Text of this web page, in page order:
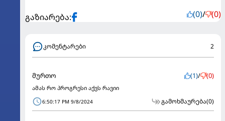
გაზიარება: (0)/ (0)
კომენტარები 2
მურთო (1)/ (0)
ამას რო პროგრესი აქვს რავიი
6:50:17 PM 9/8/2024 გამოხმაურება(0)